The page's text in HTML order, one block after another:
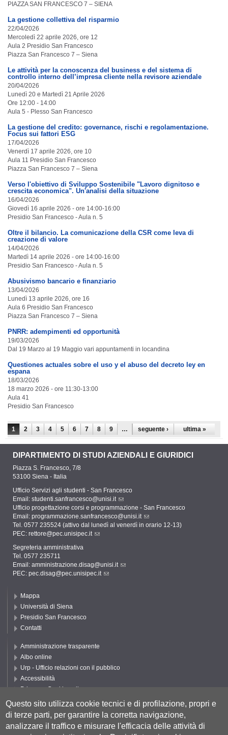
PIAZZA SAN FRANCESCO 7 – SIENA
La gestione collettiva del risparmio
22/04/2026
Mercoledì 22 aprile 2026, ore 12
Aula 2 Presidio San Francesco
Piazza San Francesco 7 – Siena
Le attività per la conoscenza del business e del sistema di
controllo interno dell’impresa cliente nella revisore aziendale
20/04/2026
Lunedì 20 e Martedì 21 Aprile 2026
Ore 12:00 - 14:00
Aula 5 - Plesso San Francesco
La gestione del credito: governance, rischi e regolamentazione.
Focus sui fattori ESG
17/04/2026
Venerdì 17 aprile 2026, ore 10
Aula 11 Presidio San Francesco
Piazza San Francesco 7 – Siena
Verso l'obiettivo di Sviluppo Sostenibile "Lavoro dignitoso e
crescita economica". Un'analisi della situazione
16/04/2026
Giovedì 16 aprile 2026 - ore 14:00-16:00
Presidio San Francesco - Aula n. 5
Oltre il bilancio. La comunicazione della CSR come leva di
creazione di valore
14/04/2026
Martedì 14 aprile 2026 - ore 14:00-16:00
Presidio San Francesco - Aula n. 5
Abusivismo bancario e finanziario
13/04/2026
Lunedì 13 aprile 2026, ore 16
Aula 6 Presidio San Francesco
Piazza San Francesco 7 – Siena
PNRR: adempimenti ed opportunità
19/03/2026
Dal 19 Marzo al 19 Maggio vari appuntamenti in locandina
Questiones actuales sobre el uso y el abuso del decreto ley en
espana
18/03/2026
18 marzo 2026 - ore 11:30-13:00
Aula 41
Presidio San Francesco
Pagine
1 2 3 4 5 6 7 8 9 … seguente › ultima »
DIPARTIMENTO DI STUDI AZIENDALI E GIURIDICI
Piazza S. Francesco, 7/8
53100 Siena - Italia
Ufficio Servizi agli studenti - San Francesco
Email: studenti.sanfrancesco@unisi.it
Ufficio progettazione corsi e programmazione - San Francesco
Email: programmazione.sanfrancesco@unisi.it
Tel. 0577 235524 (attivo dal lunedì al venerdì in orario 12-13)
PEC: rettore@pec.unisipec.it
Segreteria amministrativa
Tel. 0577 235711
Email: amministrazione.disag@unisi.it
PEC: pec.disag@pec.unisipec.it
Mappa
Università di Siena
Presidio San Francesco
Contatti
Amministrazione trasparente
Albo online
Urp - Ufficio relazioni con il pubblico
Accessibilità
Privacy e Cookie policy
Cookie settings
Segui UNISI
Questo sito utilizza cookie tecnici e di profilazione, propri e
di terze parti, per garantire la corretta navigazione,
analizzare il traffico e misurare l'efficacia delle attività di